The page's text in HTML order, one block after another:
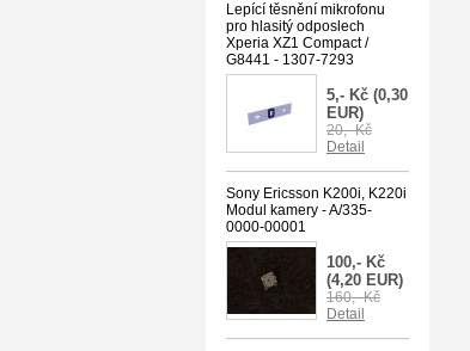
Lepící těsnění mikrofonu
pro hlasitý odposlech
Xperia XZ1 Compact /
G8441 - 1307-7293
5,- Kč (0,30
EUR)
20,- Kč
Detail
Sony Ericsson K200i, K220i
Modul kamery - A/335-
0000-00001
100,- Kč
(4,20 EUR)
160,- Kč
Detail